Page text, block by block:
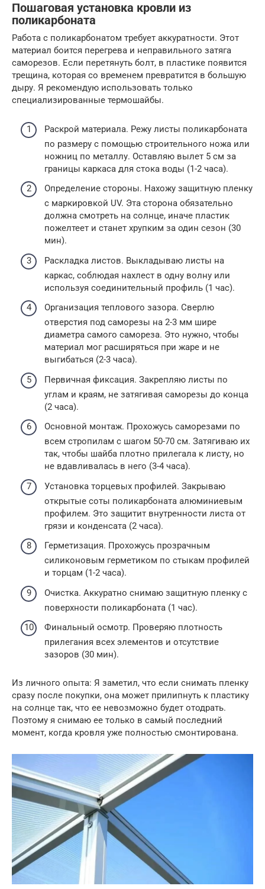
Пошаговая установка кровли из
поликарбоната
Работа с поликарбонатом требует аккуратности. Этот
материал боится перегрева и неправильного затяга
саморезов. Если перетянуть болт, в пластике появится
трещина, которая со временем превратится в большую
дыру. Я рекомендую использовать только
специализированные термошайбы.
Раскрой материала. Режу листы поликарбоната
по размеру с помощью строительного ножа или
ножниц по металлу. Оставляю вылет 5 см за
границы каркаса для стока воды (1-2 часа).
Определение стороны. Нахожу защитную пленку
с маркировкой UV. Эта сторона обязательно
должна смотреть на солнце, иначе пластик
пожелтеет и станет хрупким за один сезон (30
мин).
Раскладка листов. Выкладываю листы на
каркас, соблюдая нахлест в одну волну или
используя соединительный профиль (1 час).
Организация теплового зазора. Сверлю
отверстия под саморезы на 2-3 мм шире
диаметра самого самореза. Это нужно, чтобы
материал мог расширяться при жаре и не
выгибаться (2-3 часа).
Первичная фиксация. Закрепляю листы по
углам и краям, не затягивая саморезы до конца
(2 часа).
Основной монтаж. Прохожусь саморезами по
всем стропилам с шагом 50-70 см. Затягиваю их
так, чтобы шайба плотно прилегала к листу, но
не вдавливалась в него (3-4 часа).
Установка торцевых профилей. Закрываю
открытые соты поликарбоната алюминиевым
профилем. Это защитит внутренности листа от
грязи и конденсата (2 часа).
Герметизация. Прохожусь прозрачным
силиконовым герметиком по стыкам профилей
и торцам (1-2 часа).
Очистка. Аккуратно снимаю защитную пленку с
поверхности поликарбоната (1 час).
Финальный осмотр. Проверяю плотность
прилегания всех элементов и отсутствие
зазоров (30 мин).
Из личного опыта: Я заметил, что если снимать пленку
сразу после покупки, она может прилипнуть к пластику
на солнце так, что ее невозможно будет отодрать.
Поэтому я снимаю ее только в самый последний
момент, когда кровля уже полностью смонтирована.